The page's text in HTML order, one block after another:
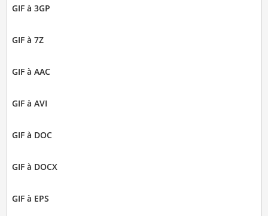
GIF à 3GP
GIF à 7Z
GIF à AAC
GIF à AVI
GIF à DOC
GIF à DOCX
GIF à EPS